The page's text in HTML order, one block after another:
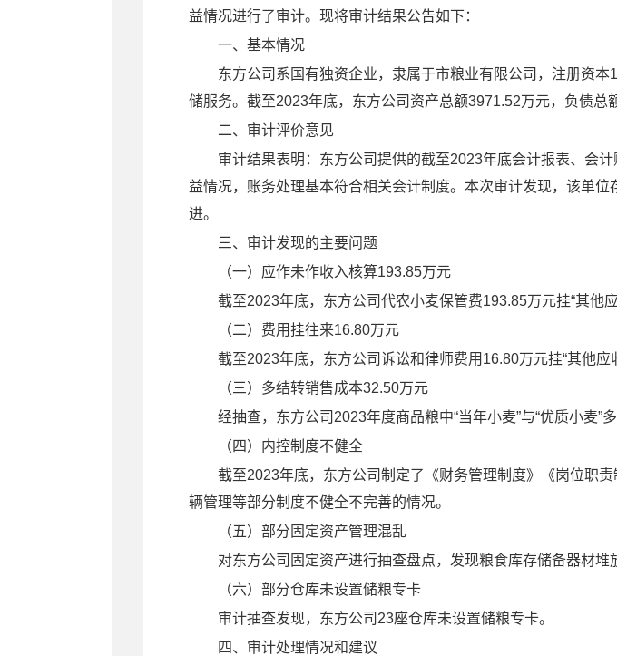
益情况进行了审计。现将审计结果公告如下：
一、 基本情况
东方公司系国有独资企业，隶属于市粮业有限公司，注册资本
储服务。截至2023年底，东方公司资产总额3971.52万元，负债总
二、 审计评价意见
审计结果表明：东方公司提供的截至2023年底会计报表、会
益情况，账务处理基本符合相关会计制度。本次审计发现，该单
进。
三、审计发现的主要问题
（一）应作未作收入核算193.85万元
截至2023年底，东方公司代农小麦保管费193.85万元挂“其他
（二）费用挂往来16.80万元
截至2023年底， 东方公司诉讼和律师费用 16.80万元挂“其他应
（三）多结转销售成本32.50万元
经抽查，东方公司 2023年度商品粮中“当年小麦”与“优质小麦”
（四） 内控制度不健全
截至2023年底， 东方公司制定了《财务管理制度》《岗位职
辆管理等部分制度不健全不完善的情况。
（五）部分固定资产管理混乱
对东方公司固定资产进行抽查盘点，发现粮食库存储备器材堆
（六） 部分仓库未设置储粮专卡
审计抽查发现，东方公司 23座仓库未设置储粮专卡。
四、 审计处理情况和建议